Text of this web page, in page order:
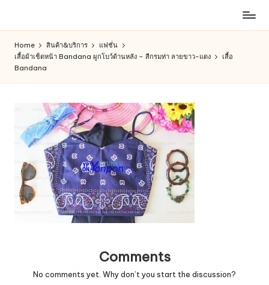
content
สินค้า
ออนไลน์
ช็อป
Home สินค้า&บริการ
แฟชั่น
เสื้อผ้าเช็ดหน้า Bandana ผูกโบว์ด้านหลัง – สีกรมท่า ลายขาว-แดง
เสื้อ
Bandana
Comments
No comments yet. Why don’t you start the discussion?